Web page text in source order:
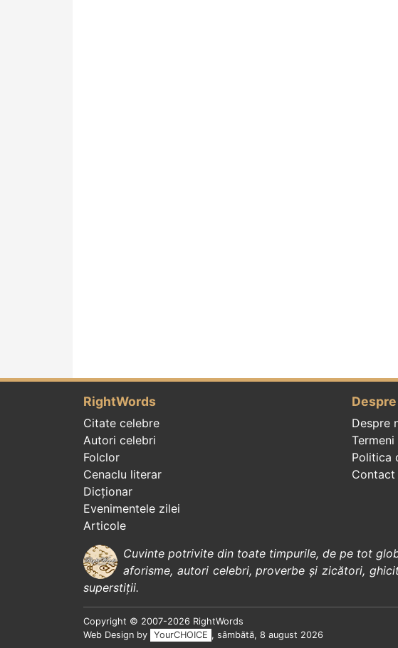
RightWords
Citate celebre
Autori celebri
Folclor
Cenaclu literar
Dicționar
Evenimentele zilei
Articole
Despre
Politica
Contact
Cuvinte potrivite din toate timpurile, de pe tot
aforisme, autori celebri,proverbe și zicători,
superstiții.
Copyright © 2007-2026 RightWords
Web Design by
YourCHOICE , sâmbătă, 8 august 2026